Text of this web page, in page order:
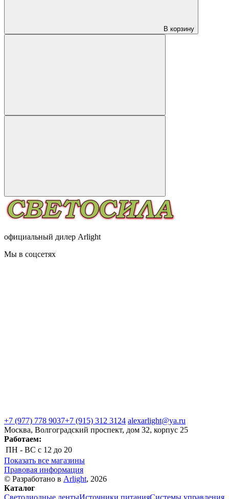
В корзину
официальный дилер Arlight
Мы в соцсетях
+7 (977) 778 9037+7 (915) 312 3124 alexarlight@ya.ru
Москва, Волгоградский проспект, дом 32, корпус 25
Работаем:
ПН - ВС с 12 до 20
Показать все магазины
Правовая информация
© Разработано в Arlight, 2026
Каталог
Светодиодные лентыИсточники питанияСистемы управления